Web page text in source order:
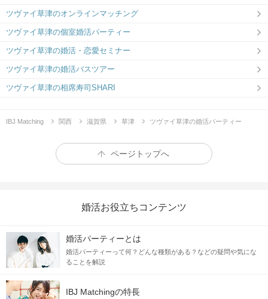
ツヴァイ草津のオンラインマッチング
ツヴァイ草津の個室婚活パーティー
ツヴァイ草津の婚活・恋愛セミナー
ツヴァイ草津の婚活バスツアー
ツヴァイ草津の相席寿司SHARI
IBJ Matching 関西 滋賀県 草津 ツヴァイ草津の婚活パーティー
ページトップへ
婚活お役立ちコンテンツ
婚活パーティーとは
婚活パーティーって何？どんな種類がある？などの疑問や気にな
ることを解説
IBJ Matchingの特長